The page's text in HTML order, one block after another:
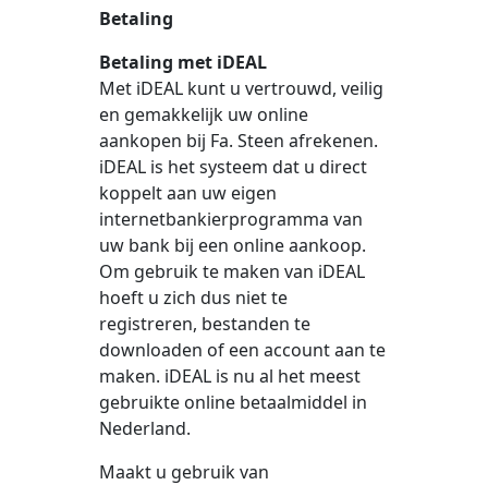
Betaling
Betaling met iDEAL
Met iDEAL kunt u vertrouwd, veilig
en gemakkelijk uw online
aankopen bij Fa. Steen afrekenen.
iDEAL is het systeem dat u direct
koppelt aan uw eigen
internetbankierprogramma van
uw bank bij een online aankoop.
Om gebruik te maken van iDEAL
hoeft u zich dus niet te
registreren, bestanden te
downloaden of een account aan te
maken. iDEAL is nu al het meest
gebruikte online betaalmiddel in
Nederland.
Maakt u gebruik van